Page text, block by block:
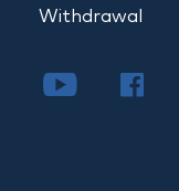
Withdrawal